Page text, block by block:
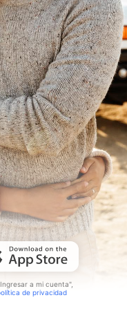
a mi cuenta",
de privacidad